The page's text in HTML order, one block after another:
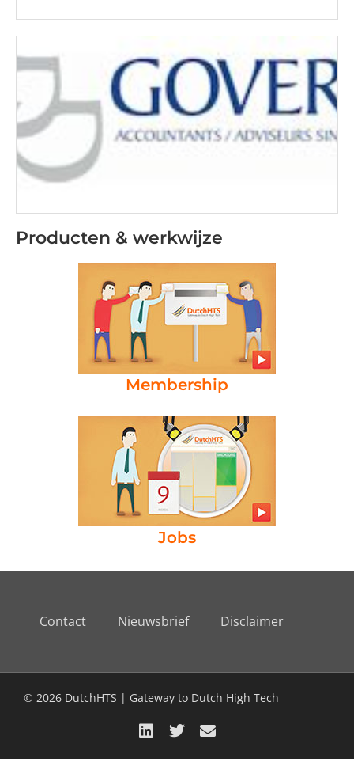
Producten & werkwijze
Membership
Jobs
Contact Nieuwsbrief Disclaimer
© 2026 DutchHTS | Gateway to Dutch High Tech